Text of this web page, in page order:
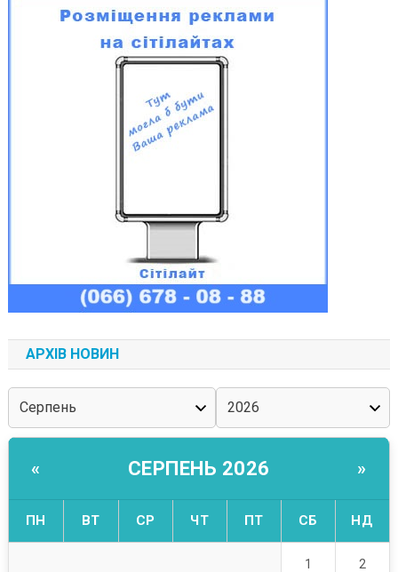
АРХІВ НОВИН
« СЕРПЕНЬ 2026 »
ПН ВТ СР ЧТ ПТ СБ НД
1 2